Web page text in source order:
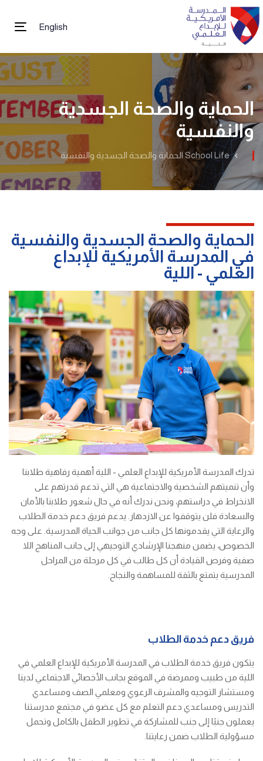
English
الحماية والصحة الجسدية
والنفسية
School Lifeالحماية والصحة الجسدية والنفسية
الحماية والصحة الجسدية والنفسية
في المدرسة الأمريكية للإبداع
العلمي - اللية
تدرك المدرسة الأمريكية للإبداع العلمي - اللية أهمية رفاهية طلابنا
وأن تنميتهم الشخصية والاجتماعية هي التي تدعم قدرتهم على
الانخراط في دراستهم، ونحن ندرك أنه في حال شعور طلابنا بالأمان
والسعادة فلن يتوقفوا عن الازدهار. يدعم فريق دعم خدمة الطلاب
والرعاية التي يقدمونها كل جانب من جوانب الحياة المدرسية. على وجه
الخصوص، يضمن منهجنا الإرشادي التوجيهي إلى جانب المناهج اللا
صفية وفرص القيادة أن كل طالب في كل مرحلة من المراحل
المدرسية يتمتع بالثقة للمساهمة والنجاح.
فريق دعم خدمة الطلاب
يتكون فريق خدمة الطلاب في المدرسة الأمريكية للإبداع العلمي في
اللية من طبيب وممرضة في الموقع بجانب الأخصائي الاجتماعي لدينا
ومستشار التوجيه والمشرف الرعوي ومعلمي الصف ومساعدي
التدريس ومساعدي دعم التعلم مع كل عضو في مجتمع مدرستنا
يعملون جنبًا إلى جنب للمشاركة في تطوير الطفل بالكامل وتحمل
مسؤولية الطلاب ضمن رعايتنا.